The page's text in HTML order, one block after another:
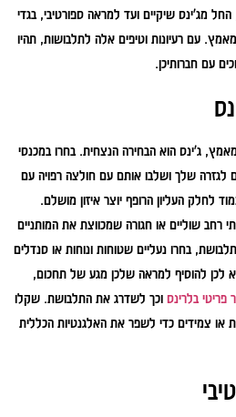
החל מג'ינס שיקיים ועד למראה ספורטיבי, בגדי
מאמץ. עם רעיונות וטיפים אלה לתלבושות, תהיו
עם חברותיכן.
ג'ינס הוא הבחירה הנצחית. בחרו במכנסי
לגזרה שלך ושלבו אותם עם חולצה רפויה עם
לחלק העליון הרופף יוצר איזון מושלם.
רחב שוליים או חגורה שמכווצת את המותניים
בחרו נעליים שטוחות ונוחות או סנדלים
לכן להוסיף למראה שלכן מגע של תחכום,
בלרינס וכך לשדרג את התלבושת. שקלו
או צמידים כדי לשפר את האלגנטיות הכללית